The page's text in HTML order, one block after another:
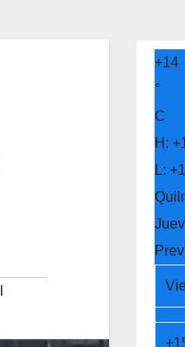
+14
°
C
H: +
L: +
+